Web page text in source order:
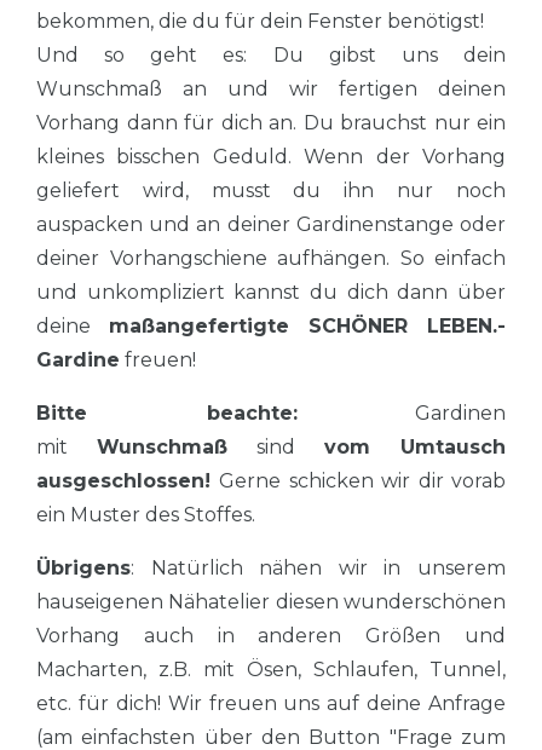
bekommen, die du für dein Fenster benötigst!
Und so geht es: Du gibst uns dein
Wunschmaß an und wir fertigen deinen
Vorhang dann für dich an. Du brauchst nur ein
kleines bisschen Geduld. Wenn der Vorhang
geliefert wird, musst du ihn nur noch
auspacken und an deiner Gardinenstange oder
deiner Vorhangschiene aufhängen. So einfach
und unkompliziert kannst du dich dann über
deine maßangefertigte SCHÖNER LEBEN.-
Gardine freuen!
Bitte beachte:Gardinen
mit Wunschmaß sind vom Umtausch
ausgeschlossen!Gerne schicken wir dir vorab
ein Muster des Stoffes.
Übrigens: Natürlich nähen wir in unserem
hauseigenen Nähatelier diesen wunderschönen
Vorhang auch in anderen Größen und
Macharten, z.B. mit Ösen, Schlaufen, Tunnel,
etc. für dich! Wir freuen uns auf deine Anfrage
(am einfachsten über den Button "Frage zum